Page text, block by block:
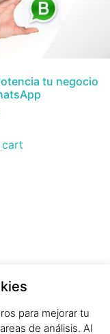
tu negocio
para mejorar tu
de análisis. Al